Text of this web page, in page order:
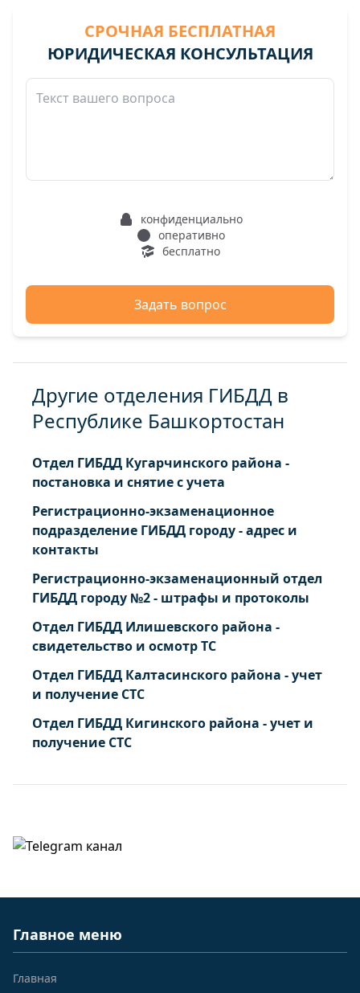
СРОЧНАЯ БЕСПЛАТНАЯ
ЮРИДИЧЕСКАЯ КОНСУЛЬТАЦИЯ
конфиденциально
оперативно
бесплатно
Задать вопрос
Другие отделения ГИБДД в
Республике Башкортостан
Отдел ГИБДД Кугарчинского района -
постановка и снятие с учета
Регистрационно-экзаменационное
подразделение ГИБДД городу - адрес и
контакты
Регистрационно-экзаменационный отдел
ГИБДД городу №2 - штрафы и протоколы
Отдел ГИБДД Илишевского района -
свидетельство и осмотр ТС
Отдел ГИБДД Калтасинского района - учет
и получение СТС
Отдел ГИБДД Кигинского района - учет и
получение СТС
Главное меню
Главная